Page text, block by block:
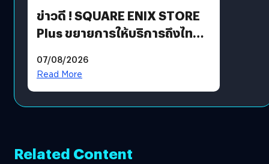
ข่าวดี ! SQUARE ENIX STORE
Plus ขยายการให้บริการถึงไทย
โดยตรง
07/08/2026
Read More
Related Content